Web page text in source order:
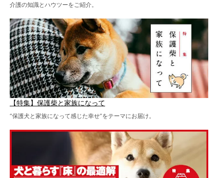
介護の知識とハウツーをご紹介。
【特集】保護柴と家族になって
“保護犬と家族になって感じた幸せ”をテーマにお届け。